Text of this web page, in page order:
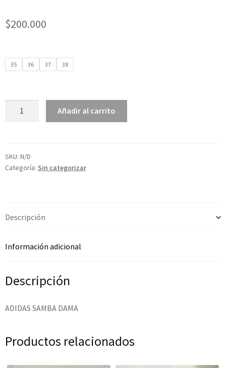
$200.000
35 36 37 38
Añadir al carrito
SKU: N/D
Categoría: Sin categorizar
Descripción
Información adicional
Descripción
ADIDAS SAMBA DAMA
Productos relacionados